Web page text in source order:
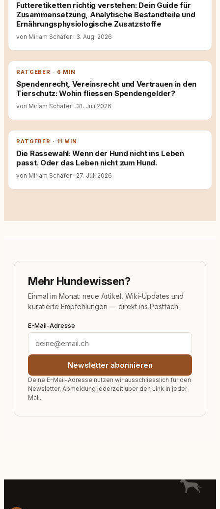
Futteretiketten richtig verstehen: Dein Guide für
Zusammensetzung, Analytische Bestandteile und
Ernährungsphysiologische Zusatzstoffe
von Miriam Schäfer · 3. Aug. 2026
RATGEBER · 6 MIN
Spendenrecht, Vereinsrecht und Vertrauen in den
Tierschutz: Wohin fliessen Spendengelder?
von Miriam Schäfer · 31. Juli 2026
RATGEBER · 11 MIN
Die Rassewahl: Wenn der Hund nicht ins Leben
passt. Oder das Leben nicht zum Hund.
von Miriam Schäfer · 27. Juli 2026
Mehr Hundewissen?
Einmal im Monat: neue Artikel, Wiki-Updates und
kuratierte Empfehlungen — direkt ins Postfach.
E-Mail-Adresse
Newsletter abonnieren
Deine E-Mail-Adresse nutzen wir ausschliesslich für den
Newsletter. Abmeldung jederzeit über den Link in jeder
Mail.